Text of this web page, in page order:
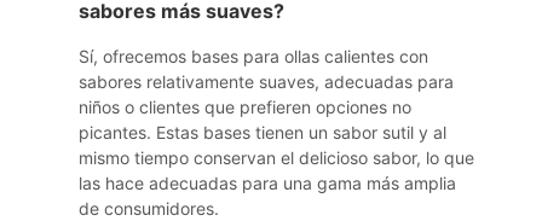
sabores más suaves?
Sí, ofrecemos bases para ollas calientes con
sabores relativamente suaves, adecuadas para
niños o clientes que prefieren opciones no
picantes. Estas bases tienen un sabor sutil y al
mismo tiempo conservan el delicioso sabor, lo que
las hace adecuadas para una gama más amplia
de consumidores.